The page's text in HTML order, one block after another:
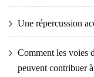
Une répercussion
Comment les voies
peuvent contribuer